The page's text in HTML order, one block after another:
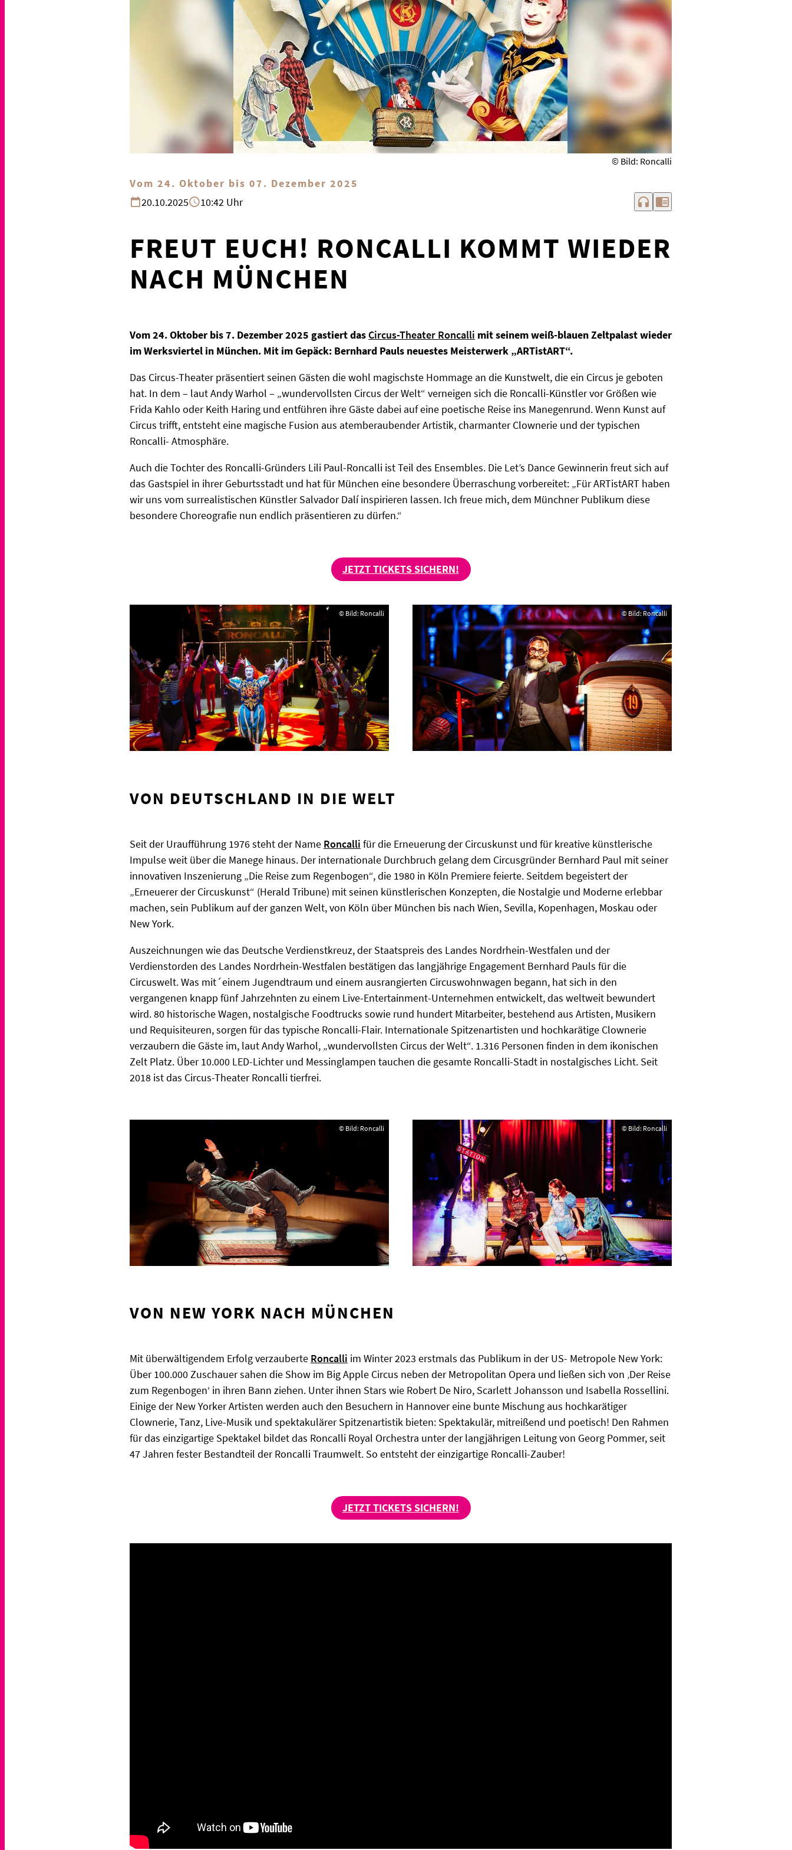
© Bild: Roncalli
Vom 24. Oktober bis 07. Dezember 2025
20.10.2025
10:42 Uhr headphones chrome_reader_mode
FREUT EUCH! RONCALLI KOMMT WIEDER
NACH MÜNCHEN
Vom 24. Oktober bis 7. Dezember 2025 gastiert das Circus-Theater Roncalli mit seinem weiß-blauen Zeltpalast wieder
im Werksviertel in München. Mit im Gepäck: Bernhard Pauls neuestes Meisterwerk „ARTistART“.
Das Circus-Theater präsentiert seinen Gästen die wohl magischste Hommage an die Kunstwelt, die ein Circus je geboten
hat. In dem – laut Andy Warhol – „wundervollsten Circus der Welt“ verneigen sich die Roncalli-Künstler vor Größen wie
Frida Kahlo oder Keith Haring und entführen ihre Gäste dabei auf eine poetische Reise ins Manegenrund. Wenn Kunst auf
Circus trifft, entsteht eine magische Fusion aus atemberaubender Artistik, charmanter Clownerie und der typischen
Roncalli- Atmosphäre.
Auch die Tochter des Roncalli-Gründers Lili Paul-Roncalli ist Teil des Ensembles. Die Let’s Dance Gewinnerin freut sich auf
das Gastspiel in ihrer Geburtsstadt und hat für München eine besondere Überraschung vorbereitet: „Für ARTistART haben
wir uns vom surrealistischen Künstler Salvador Dalí inspirieren lassen. Ich freue mich, dem Münchner Publikum diese
besondere Choreografie nun endlich präsentieren zu dürfen.“
JETZT TICKETS SICHERN!
© Bild: Roncalli © Bild: Roncalli
VON DEUTSCHLAND IN DIE WELT
Seit der Uraufführung 1976 steht der Name Roncalli für die Erneuerung der Circuskunst und für kreative künstlerische
Impulse weit über die Manege hinaus. Der internationale Durchbruch gelang dem Circusgründer Bernhard Paul mit seiner
innovativen Inszenierung „Die Reise zum Regenbogen“, die 1980 in Köln Premiere feierte. Seitdem begeistert der
„Erneuerer der Circuskunst“ (Herald Tribune) mit seinen künstlerischen Konzepten, die Nostalgie und Moderne erlebbar
machen, sein Publikum auf der ganzen Welt, von Köln über München bis nach Wien, Sevilla, Kopenhagen, Moskau oder
New York.
Auszeichnungen wie das Deutsche Verdienstkreuz, der Staatspreis des Landes Nordrhein-Westfalen und der
Verdienstorden des Landes Nordrhein-Westfalen bestätigen das langjährige Engagement Bernhard Pauls für die
Circuswelt. Was mit´einem Jugendtraum und einem ausrangierten Circuswohnwagen begann, hat sich in den
vergangenen knapp fünf Jahrzehnten zu einem Live-Entertainment-Unternehmen entwickelt, das weltweit bewundert
wird. 80 historische Wagen, nostalgische Foodtrucks sowie rund hundert Mitarbeiter, bestehend aus Artisten, Musikern
und Requisiteuren, sorgen für das typische Roncalli-Flair. Internationale Spitzenartisten und hochkarätige Clownerie
verzaubern die Gäste im, laut Andy Warhol, „wundervollsten Circus der Welt“. 1.316 Personen finden in dem ikonischen
Zelt Platz. Über 10.000 LED-Lichter und Messinglampen tauchen die gesamte Roncalli-Stadt in nostalgisches Licht. Seit
2018 ist das Circus-Theater Roncalli tierfrei.
© Bild: Roncalli © Bild: Roncalli
VON NEW YORK NACH MÜNCHEN
Mit überwältigendem Erfolg verzauberte Roncalli im Winter 2023 erstmals das Publikum in der US- Metropole New York:
Über 100.000 Zuschauer sahen die Show im Big Apple Circus neben der Metropolitan Opera und ließen sich von ‚Der Reise
zum Regenbogen‘ in ihren Bann ziehen. Unter ihnen Stars wie Robert De Niro, Scarlett Johansson und Isabella Rossellini.
Einige der New Yorker Artisten werden auch den Besuchern in Hannover eine bunte Mischung aus hochkarätiger
Clownerie, Tanz, Live-Musik und spektakulärer Spitzenartistik bieten: Spektakulär, mitreißend und poetisch! Den Rahmen
für das einzigartige Spektakel bildet das Roncalli Royal Orchestra unter der langjährigen Leitung von Georg Pommer, seit
47 Jahren fester Bestandteil der Roncalli Traumwelt. So entsteht der einzigartige Roncalli-Zauber!
JETZT TICKETS SICHERN!